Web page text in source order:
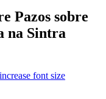
Pazos sobre
na Sintra
increase font size